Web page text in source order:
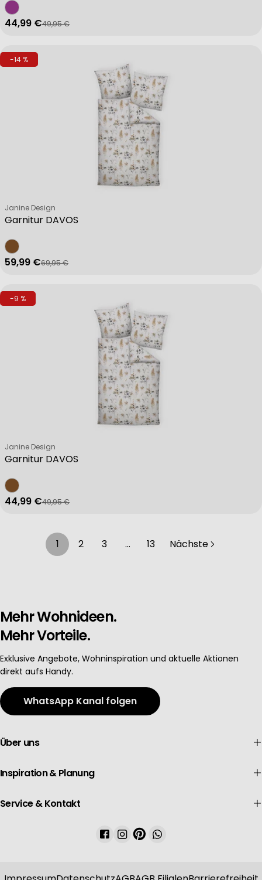
Verkaufspreis
44,99 €
Regulärer Preis
49,95 €
-14 %
Garnitur DAVOS
Verkäufer:
Janine Design
Verkaufspreis
59,99 €
Regulärer Preis
69,95 €
-9 %
Garnitur DAVOS
Verkäufer:
Janine Design
Verkaufspreis
44,99 €
Regulärer Preis
49,95 €
1 2 3 … 13 Nächste
Mehr Wohnideen.
Mehr Vorteile.
Exklusive Angebote, Wohninspiration und aktuelle Aktionen
direkt aufs Handy.
WhatsApp Kanal folgen
Über uns
Inspiration & Planung
Service & Kontakt
Facebook
Instagram
PinterestWhatsApp